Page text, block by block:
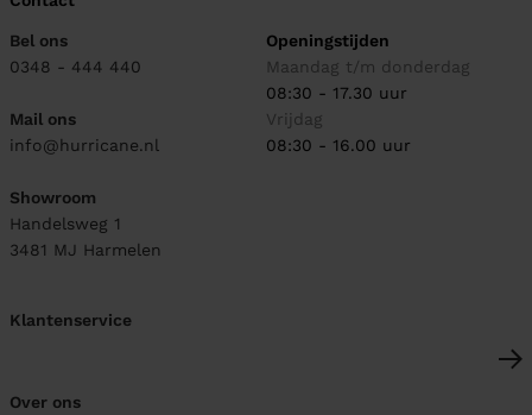
Bel ons
0348 - 444 440
Mail ons
info@hurricane.nl
Showroom
Handelsweg 1
3481 MJ Harmelen
Openingstijden
Maandag t/m donderdag
08:30 - 17.30 uur
Vrijdag
08:30 - 16.00 uur
Klantenservice
Over ons